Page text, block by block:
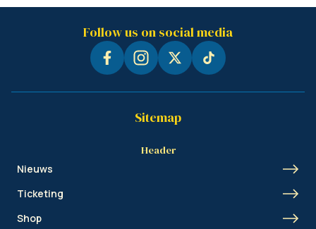
Follow us on social media
Sitemap
Header
Nieuws
Ticketing
Shop